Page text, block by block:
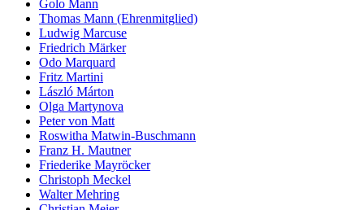
Golo Mann
Thomas Mann (Ehrenmitglied)
Ludwig Marcuse
Friedrich Märker
Odo Marquard
Fritz Martini
László Márton
Olga Martynova
Peter von Matt
Roswitha Matwin-Buschmann
Franz H. Mautner
Friederike Mayröcker
Christoph Meckel
Walter Mehring